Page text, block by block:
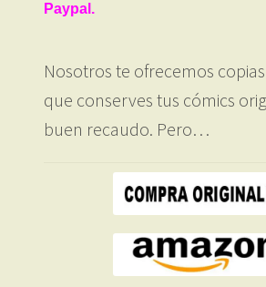
Paypal.
Nosotros te ofrecemos
que conserves tus cómics
buen recaudo. Pero…